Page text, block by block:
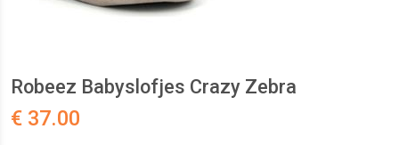
Robeez Babyslofjes Crazy Zebra
€ 37.00